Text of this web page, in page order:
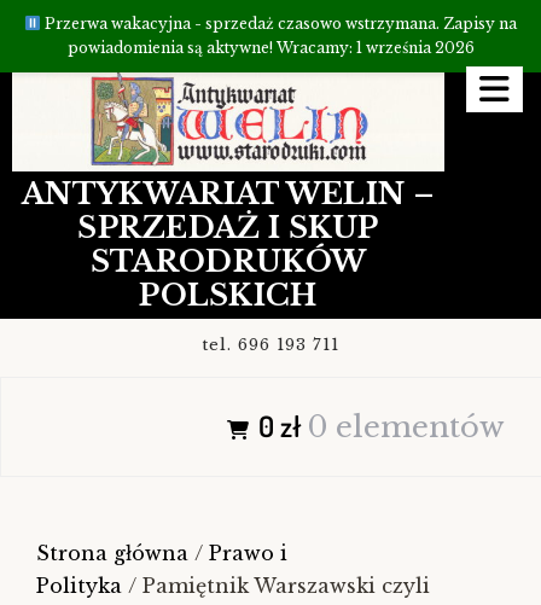
Przejdź
ANTYKWARIAT WELIN –
SPRZEDAŻ I SKUP
STARODRUKÓW
POLSKICH
tel. 696 193 711
0 zł 0 elementów
Strona główna / Prawo i
Polityka / Pamiętnik Warszawski czyli
Przerwa wakacyjna - sprzedaż czasowo wstrzymana. Zapisy na
powiadomienia są aktywne! Wracamy: 1 września 2026